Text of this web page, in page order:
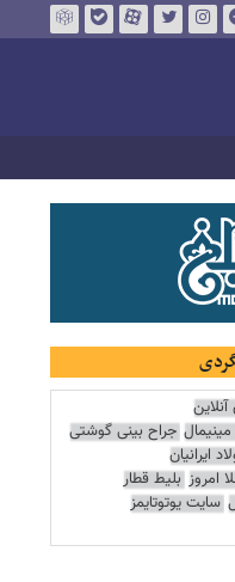
آنلاین
جراح بینی گوشتی
ایرانیان
امروز بلیط قطار
سایت یوتوتایمز